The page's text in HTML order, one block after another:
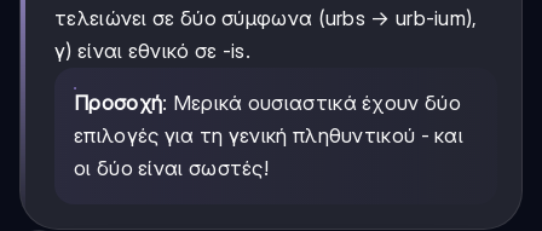
τελειώνει σε δύο σύμφωνα (urbs → urb-ium),
γ) είναι εθνικό σε -is.
Προσοχή: Μερικά ουσιαστικά έχουν δύο
επιλογές για τη γενική πληθυντικού - και
οι δύο είναι σωστές!